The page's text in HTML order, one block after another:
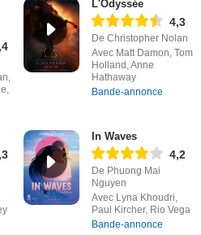
L'Odyssée
4,3
De Christopher Nolan
Avec Matt Damon, Tom
Holland, Anne
Hathaway
Bande-annonce
In Waves
4,2
De Phuong Mai
Nguyen
Avec Lyna Khoudri,
Paul Kircher, Rio Vega
Bande-annonce